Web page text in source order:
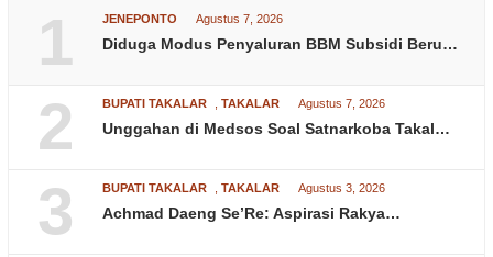
1 JENEPONTO Agustus 7, 2026
Diduga Modus Penyaluran BBM Subsidi Beru…
2 BUPATI TAKALAR TAKALAR Agustus 7, 2026
Unggahan di Medsos Soal Satnarkoba Takal…
3 BUPATI TAKALAR TAKALAR Agustus 3, 2026
Achmad Daeng Se’Re: Aspirasi Rakya…